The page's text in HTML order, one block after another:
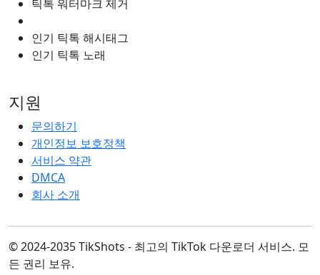
틱톡 워터마크 제거
인기 틱톡 해시태그
인기 틱톡 노래
지원
문의하기
개인정보 보호정책
서비스 약관
DMCA
회사 소개
© 2024-2035 TikShots - 최고의 TikTok 다운로더 서비스. 모
든 권리 보유.